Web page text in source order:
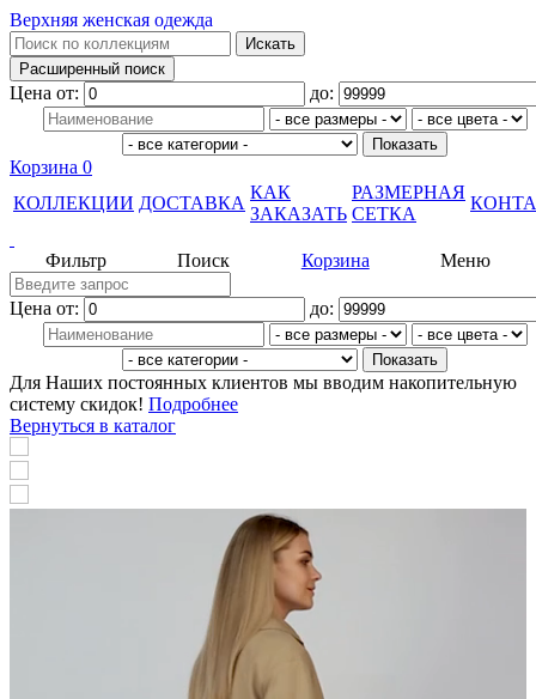
Верхняя женская одежда
Цена от: до:
Корзина 0
КОЛЛЕКЦИИ ДОСТАВКА
КАК
ЗАКАЗАТЬ
РАЗМЕРНАЯ
СЕТКА
Меню
Корзина
Поиск
Фильтр
Цена от: до:
Для Наших постоянных клиентов мы вводим накопительную
систему скидок! Подробнее
Вернуться в каталог